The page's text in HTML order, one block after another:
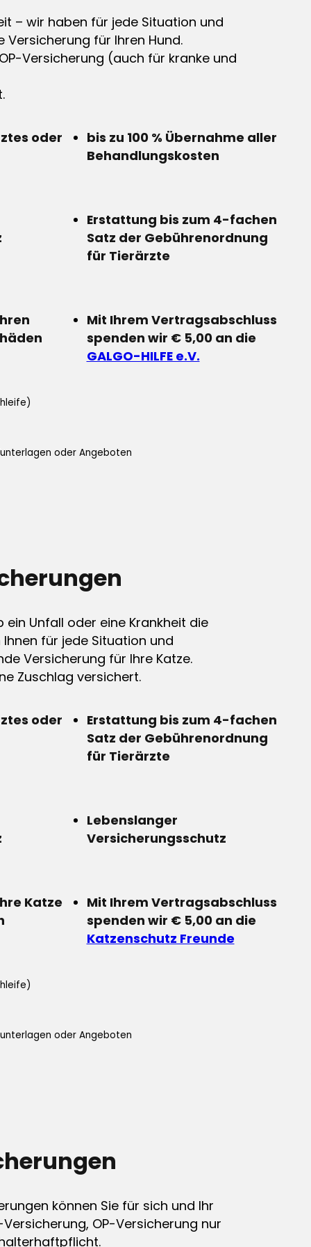
– wir haben für jede Situation und
Versicherung für Ihren Hund.
Versicherung (auch für kranke und
oder
bis zu 100 % Übernahme aller
Behandlungskosten
Erstattung bis zum 4-fachen
Satz der Gebührenordnung
für Tierärzte
Mit Ihrem Vertragsabschluss
spenden wir € 5,00 an die
GALGO-HILFE e.V.
oder Angeboten
Unfall oder eine Krankheit die
für jede Situation und
Versicherung für Ihre Katze.
Zuschlag versichert.
oder
Erstattung bis zum 4-fachen
Satz der Gebührenordnung
für Tierärzte
Lebenslanger
Versicherungsschutz
Katze
Mit Ihrem Vertragsabschluss
spenden wir € 5,00 an die
Katzenschutz Freunde
oder Angeboten
können Sie für sich und Ihr
OP-Versicherung nur